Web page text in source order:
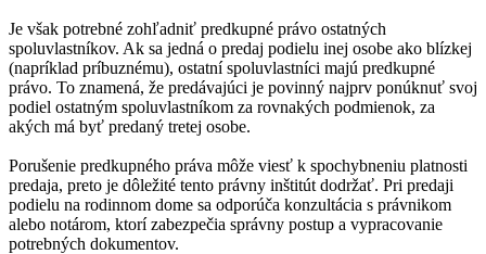
Je však potrebné zohľadniť predkupné právo ostatných
spoluvlastníkov. Ak sa jedná o predaj podielu inej osobe ako blízkej
(napríklad príbuznému), ostatní spoluvlastníci majú predkupné
právo. To znamená, že predávajúci je povinný najprv ponúknuť svoj
podiel ostatným spoluvlastníkom za rovnakých podmienok, za
akých má byť predaný tretej osobe.
Porušenie predkupného práva môže viesť k spochybneniu platnosti
predaja, preto je dôležité tento právny inštitút dodržať. Pri predaji
podielu na rodinnom dome sa odporúča konzultácia s právnikom
alebo notárom, ktorí zabezpečia správny postup a vypracovanie
potrebných dokumentov.